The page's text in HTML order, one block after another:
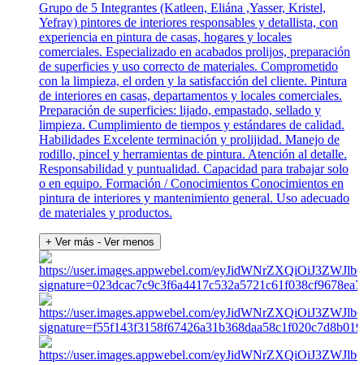
Grupo de 5 Integrantes (Katleen, Eliána ,Yasser, Kristel,
Yefray) pintores de interiores responsables y detallista, con
experiencia en pintura de casas, hogares y locales
comerciales. Especializado en acabados prolijos, preparación
de superficies y uso correcto de materiales. Comprometido
con la limpieza, el orden y la satisfacción del cliente. Pintura
de interiores en casas, departamentos y locales comerciales.
Preparación de superficies: lijado, empastado, sellado y
limpieza. Cumplimiento de tiempos y estándares de calidad.
Habilidades Excelente terminación y prolijidad. Manejo de
rodillo, pincel y herramientas de pintura. Atención al detalle.
Responsabilidad y puntualidad. Capacidad para trabajar solo
o en equipo. Formación / Conocimientos Conocimientos en
pintura de interiores y mantenimiento general. Uso adecuado
de materiales y productos.
+ Ver más - Ver menos